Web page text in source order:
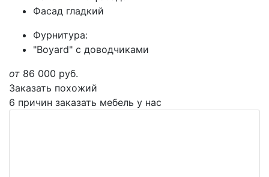
Фасад гладкий
Фурнитура:
"Boyard" с доводчиками
от 86 000 руб.
Заказать похожий
6 причин заказать мебель у нас